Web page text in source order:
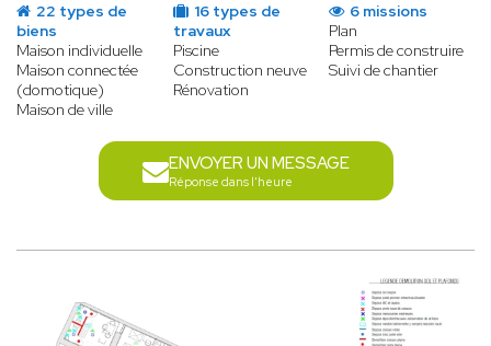
22 types de
biens
Maison individuelle
Maison connectée
(domotique)
Maison de ville
16 types de
travaux
Piscine
Construction neuve
Rénovation
6 missions
Plan
Permis de construire
Suivi de chantier
ENVOYER UN MESSAGE
Réponse dans l'heure